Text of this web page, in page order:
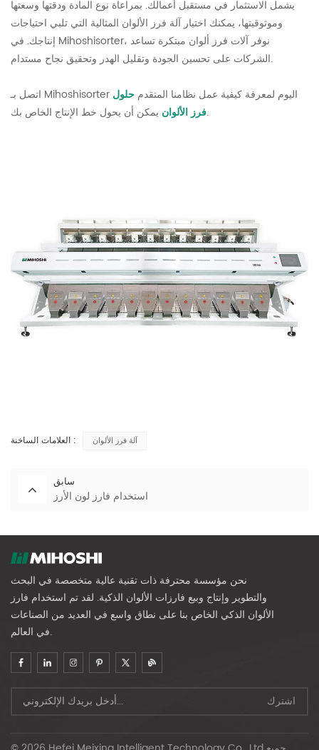
يشمل الاستثمار في مستقبل أعمالك. بمراعاة نوع المادة ودقتها وسعتها
وموثوقيتها، يمكنك اختيار آلة فرز الألوان المثالية التي تلبي احتياجات
إنتاجك. في Mihoshisorter، نوفر آلات فرز ألوان مبتكرة تساعد
الشركات على تحسين الجودة وتقليل الهدر وتحقيق نجاح مستدام.
اتصل بـ Mihoshisorter اليوم لمعرفة كيفية عمل نظامنا المتقدم حلول
فرز الألوانيمكن أن يحول خط الإنتاج الخاص بك.
العلامات الساخنة : آلة فرز الألوان
سابق
استخدام فارز لون الأرز
نحن مؤسسة محترفة ذات تقنية عالية متخصصة في البحث
والتطوير وإنتاج وبيع فارزات الألوان الذكية. لقد تم استخدام فارز
الألوان الذكي الخاص بنا على نطاق واسع في العديد من الصناعات
في العالم.